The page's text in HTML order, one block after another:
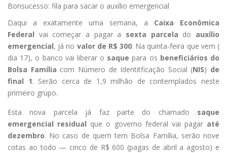
Daqui a exatamente uma semana, a Caixa Econômica
Federal vai começar a pagar a sexta parcela do auxílio
emergencial, já no valor de R$ 300. Na quinta-feira que vem (
dia 17), o banco vai liberar o saque para os beneficiários do
Bolsa Família com Número de Identitficação Social (NIS) de
final 1. Serão cerca de 1,9 milhão de contemplados neste
primeiro grupo.
Esta nova parcela já faz parte do chamado saque
emergencial residual que o governo federal vai pagar até
dezembro. No caso de quem tem Bolsa Família, serão nove
cotas ao todo — cinco de R$ 600 (pagas de abril a agosto) e